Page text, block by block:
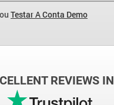
ou Testar A Conta Demo
REVIEWS IN